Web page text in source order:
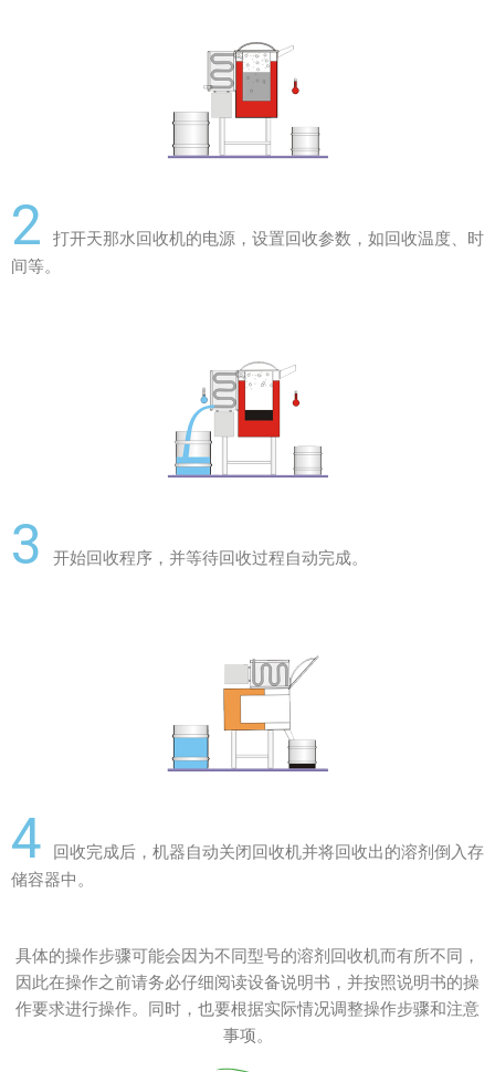
2
打开天那水回收机的电源，设置回收参数，如回收温度、时
间等。
3 开始回收程序，并等待回收过程自动完成。
4
回收完成后，机器自动关闭回收机并将回收出的溶剂倒入存
储容器中。
具体的操作步骤可能会因为不同型号的溶剂回收机而有所不同，
因此在操作之前请务必仔细阅读设备说明书，并按照说明书的操
作要求进行操作。同时，也要根据实际情况调整操作步骤和注意
事项。